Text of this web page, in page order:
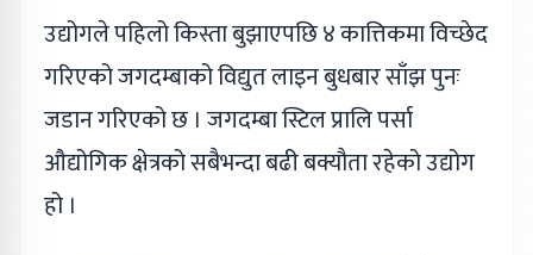
उद्योगले पहिलो किस्ता बुझाएपछि ४ कात्तिकमा विच्छेद
गरिएको जगदम्बाको विद्युत लाइन बुधबार साँझ पुनः
जडान गरिएको छ । जगदम्बा स्टिल प्रालि पर्सा
औद्योगिक क्षेत्रको सबैभन्दा बढी बक्यौता रहेको उद्योग
हो ।